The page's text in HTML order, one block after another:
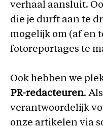
verhaal aansluit.
die je durft aan te
mogelijk om (af en
fotoreportages te
Ook hebben we
PR-redacteuren.
verantwoordelijk
onze artikelen via